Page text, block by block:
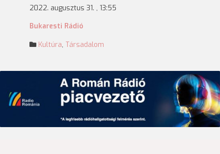
2022. augusztus 31. , 13:55
Bukaresti Rádió
Kultúra, Társadalom